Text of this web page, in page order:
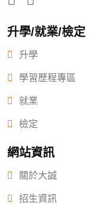
升學/就業/檢定
升學
學習歷程專區
就業
檢定
網站資訊
關於大誠
招生資訊